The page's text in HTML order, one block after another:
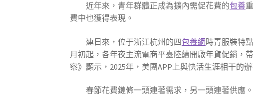
近年來，青年群體正成為擴內需促花費的包養
費中也獲得表現。
連日來，位于浙江杭州的四包養網時青服裝特
月初起，各年夜主流電商平臺陸續開啟年貨促銷，
察》顯示，2025年，美團APP上與快活生涯相干的
春節花費鏈條一頭連著需求，另一頭連著供應